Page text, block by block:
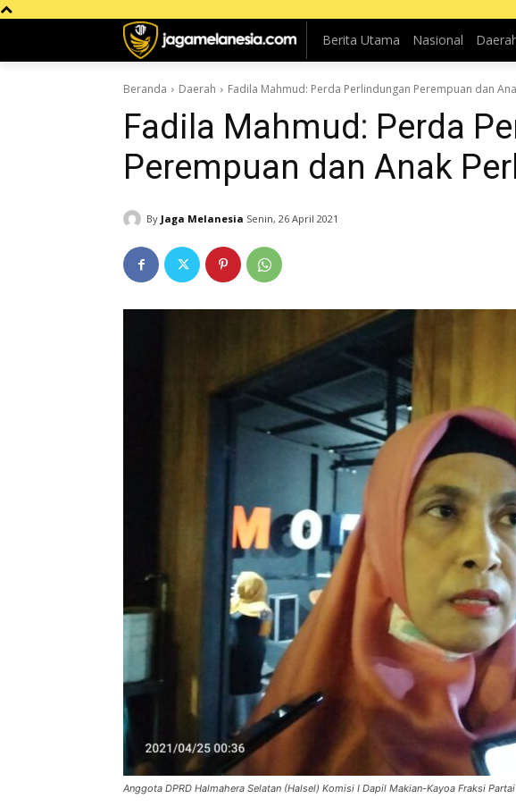
Berita Utama Nasional
Beranda Daerah Fadila Mahmud: Perda Perlindungan Perempuan dan
Fadila Mahmud: Perda
Perempuan dan Anak
By Jaga Melanesia Senin, 26 April 2021
Anggota DPRD Halmahera Selatan (Halsel) Komisi I Dapil Makian-Kayoa Fraksi